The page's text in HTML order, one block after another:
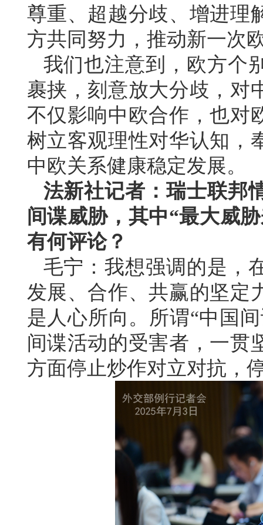
尊重、超越分歧、增进理
方共同努力，推动新一次
我们也注意到，欧方个
裹挟，刻意放大分歧，对
不仅影响中欧合作，也对
树立客观理性对华认知，
中欧关系健康稳定发展。
法新社记者：瑞士联邦
间谍威胁，其中“最大威
有何评论？
毛宁：我想强调的是，
发展、合作、共赢的坚定
是人心所向。所谓“中国
间谍活动的受害者，一贯
方面停止炒作对立对抗，